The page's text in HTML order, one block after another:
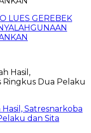
LUES GEREBEK
Satresnarkoba
dan Sita